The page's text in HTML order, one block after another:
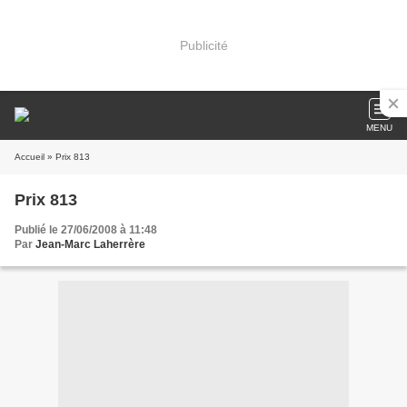
Publicité
MENU
Accueil » Prix 813
Prix 813
Publié le 27/06/2008 à 11:48
Par Jean-Marc Laherrère